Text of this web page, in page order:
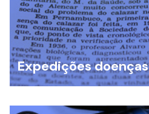
Expedições